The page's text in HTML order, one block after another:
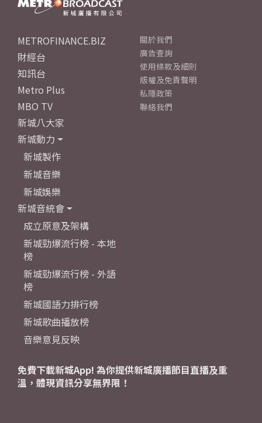
METROFINANCE.BIZ
財經台
知訊台
Metro Plus
MBO TV
新城八大家
新城動力
新城製作
新城音樂
新城娛樂
新城音統會
成立原意及架構
新城勁爆流行榜 - 本地
榜
新城勁爆流行榜 - 外語
榜
新城國語力排行榜
新城歌曲播放榜
音樂意見反映
關於我們
廣告查詢
使用條款及細則
版權及免責聲明
私隱政策
聯絡我們
免費下載新城App! 為你提供新城廣播節目直播及重
溫，體現資訊分享無界限！